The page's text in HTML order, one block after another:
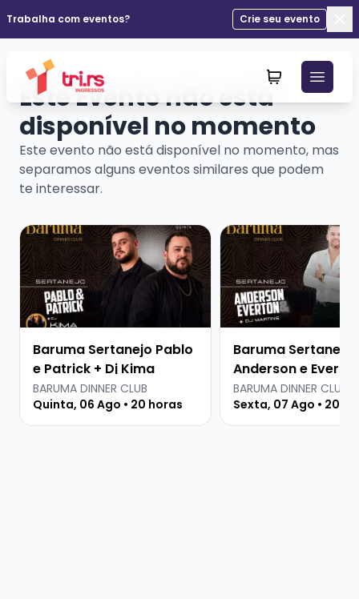
Trabalha com eventos?
Crie seu evento
Este Evento não está
disponível no momento
Este evento não está disponível no momento, mas
separamos alguns eventos similares que podem
te interessar.
Veja mais sobre Baruma Sertanejo Pablo e Patrick +
Baruma Sertanejo Pablo
e Patrick + Dj Kima
BARUMA DINNER CLUB
Quinta, 06 Ago • 20 horas
Veja mais sobre
Baruma Sertanejo
Anderson e
Martins
BARUMA DINNER CLUB
Sexta, 07 Ago • 20